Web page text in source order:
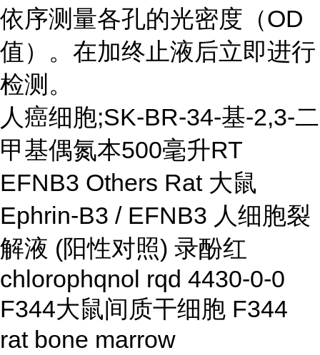
依序测量各孔的光密度（OD
值）。在加终止液后立即进行
检测。
人癌细胞;SK-BR-34-基-2,3-二
甲基偶氮本500毫升RT
EFNB3 Others Rat 大鼠
Ephrin-B3 / EFNB3 人细胞裂
解液 (阳性对照) 录酚红
chlorophqnol rqd 4430-0-0
F344大鼠间质干细胞 F344
rat bone marrow